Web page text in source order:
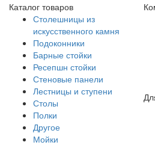
Каталог товаров
Столешницы из
искусственного камня
Подоконники
Барные стойки
Ресепшн стойки
Стеновые панели
Лестницы и ступени
Столы
Полки
Другое
Мойки